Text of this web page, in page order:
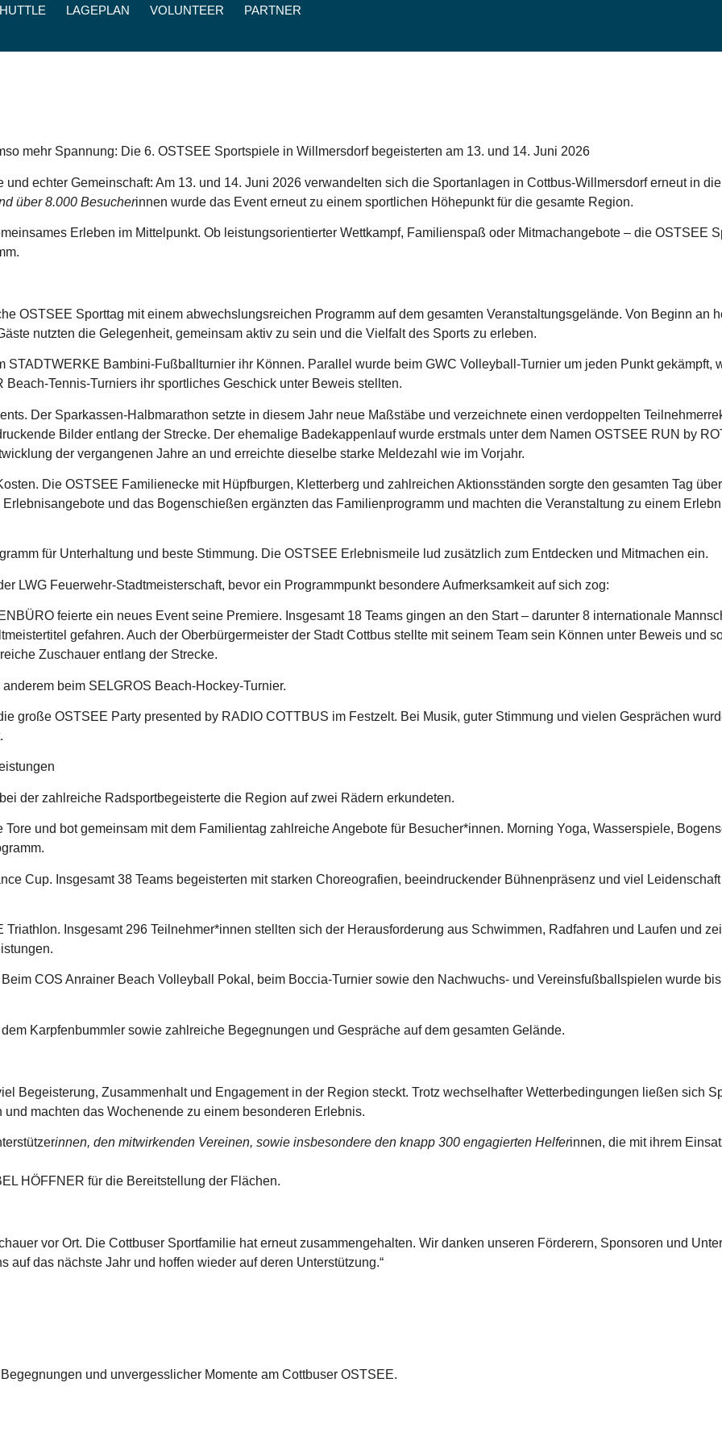
LAGEPLAN VOLUNTEER PARTNER
mehr Spannung: Die 6. OSTSEE Sportspiele in Willmersdorf begeisterten am 13. und 14. Juni 2026
echter Gemeinschaft: Am 13. und 14. Juni 2026 verwandelten sich die Sportanlagen in Cottbus-Willmersdorf erneut in
über 8.000 Besucherinnen wurde das Event erneut zu einem sportlichen Höhepunkt für die gesamte Region.
Erleben im Mittelpunkt. Ob leistungsorientierter Wettkampf, Familienspaß oder Mitmachangebote – die OSTSEE
OSTSEE Sporttag mit einem abwechslungsreichen Programm auf dem gesamten Veranstaltungsgelände. Von Beginn an
nutzten die Gelegenheit, gemeinsam aktiv zu sein und die Vielfalt des Sports zu erleben.
Bambini-Fußballturnier ihr Können. Parallel wurde beim GWC Volleyball-Turnier um jeden Punkt gekämpft,
Tennis-Turniers ihr sportliches Geschick unter Beweis stellten.
Der Sparkassen-Halbmarathon setzte in diesem Jahr neue Maßstäbe und verzeichnete einen verdoppelten
Bilder entlang der Strecke. Der ehemalige Badekappenlauf wurde erstmals unter dem Namen OSTSEE RUN by
der vergangenen Jahre an und erreichte dieselbe starke Meldezahl wie im Vorjahr.
Die OSTSEE Familienecke mit Hüpfburgen, Kletterberg und zahlreichen Aktionsständen sorgte den gesamten Tag
und das Bogenschießen ergänzten das Familienprogramm und machten die Veranstaltung zu einem
für Unterhaltung und beste Stimmung. Die OSTSEE Erlebnismeile lud zusätzlich zum Entdecken und Mitmachen ein.
LWG Feuerwehr-Stadtmeisterschaft, bevor ein Programmpunkt besondere Aufmerksamkeit auf sich zog:
feierte ein neues Event seine Premiere. Insgesamt 18 Teams gingen an den Start – darunter 8 internationale
gefahren. Auch der Oberbürgermeister der Stadt Cottbus stellte mit seinem Team sein Können unter Beweis und
Zuschauer entlang der Strecke.
beim SELGROS Beach-Hockey-Turnier.
große OSTSEE Party presented by RADIO COTTBUS im Festzelt. Bei Musik, guter Stimmung und vielen Gesprächen
der zahlreiche Radsportbegeisterte die Region auf zwei Rädern erkundeten.
und bot gemeinsam mit dem Familientag zahlreiche Angebote für Besucher*innen. Morning Yoga, Wasserspiele,
Cup. Insgesamt 38 Teams begeisterten mit starken Choreografien, beeindruckender Bühnenpräsenz und viel
Insgesamt 296 Teilnehmer*innen stellten sich der Herausforderung aus Schwimmen, Radfahren und Laufen und
COS Anrainer Beach Volleyball Pokal, beim Boccia-Turnier sowie den Nachwuchs- und Vereinsfußballspielen wurde
Karpfenbummler sowie zahlreiche Begegnungen und Gespräche auf dem gesamten Gelände.
Begeisterung, Zusammenhalt und Engagement in der Region steckt. Trotz wechselhafter Wetterbedingungen ließen sich
machten das Wochenende zu einem besonderen Erlebnis.
innen, den mitwirkenden Vereinen, sowie insbesondere den knapp 300 engagierten Helferinnen, die mit ihrem
HÖFFNER für die Bereitstellung der Flächen.
vor Ort. Die Cottbuser Sportfamilie hat erneut zusammengehalten. Wir danken unseren Förderern, Sponsoren und
das nächste Jahr und hoffen wieder auf deren Unterstützung.“
und unvergesslicher Momente am Cottbuser OSTSEE.